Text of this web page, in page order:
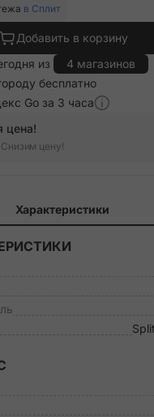
в Сплит
Добавить в корзину
из
4 магазинов
бесплатно
Go за 3 часа
цена!
цену!
Характеристики